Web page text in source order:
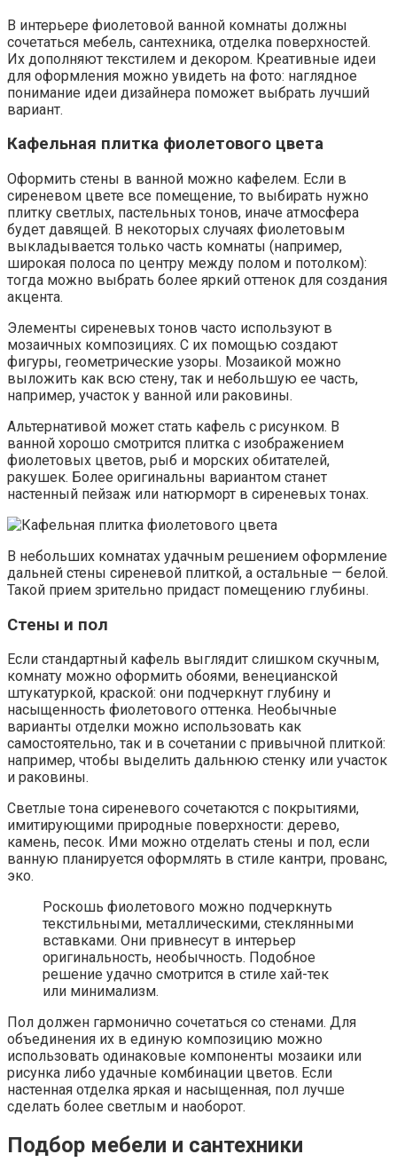
В интерьере фиолетовой ванной комнаты должны
сочетаться мебель, сантехника, отделка поверхностей.
Их дополняют текстилем и декором. Креативные идеи
для оформления можно увидеть на фото: наглядное
понимание идеи дизайнера поможет выбрать лучший
вариант.
Кафельная плитка фиолетового цвета
Оформить стены в ванной можно кафелем. Если в
сиреневом цвете все помещение, то выбирать нужно
плитку светлых, пастельных тонов, иначе атмосфера
будет давящей. В некоторых случаях фиолетовым
выкладывается только часть комнаты (например,
широкая полоса по центру между полом и потолком):
тогда можно выбрать более яркий оттенок для создания
акцента.
Элементы сиреневых тонов часто используют в
мозаичных композициях. С их помощью создают
фигуры, геометрические узоры. Мозаикой можно
выложить как всю стену, так и небольшую ее часть,
например, участок у ванной или раковины.
Альтернативой может стать кафель с рисунком. В
ванной хорошо смотрится плитка с изображением
фиолетовых цветов, рыб и морских обитателей,
ракушек. Более оригинальны вариантом станет
настенный пейзаж или натюрморт в сиреневых тонах.
В небольших комнатах удачным решением оформление
дальней стены сиреневой плиткой, а остальные — белой.
Такой прием зрительно придаст помещению глубины.
Стены и пол
Если стандартный кафель выглядит слишком скучным,
комнату можно оформить обоями, венецианской
штукатуркой, краской: они подчеркнут глубину и
насыщенность фиолетового оттенка. Необычные
варианты отделки можно использовать как
самостоятельно, так и в сочетании с привычной плиткой:
например, чтобы выделить дальнюю стенку или участок
и раковины.
Светлые тона сиреневого сочетаются с покрытиями,
имитирующими природные поверхности: дерево,
камень, песок. Ими можно отделать стены и пол, если
ванную планируется оформлять в стиле кантри, прованс,
эко.
Роскошь фиолетового можно подчеркнуть
текстильными, металлическими, стеклянными
вставками. Они привнесут в интерьер
оригинальность, необычность. Подобное
решение удачно смотрится в стиле хай-тек
или минимализм.
Пол должен гармонично сочетаться со стенами. Для
объединения их в единую композицию можно
использовать одинаковые компоненты мозаики или
рисунка либо удачные комбинации цветов. Если
настенная отделка яркая и насыщенная, пол лучше
сделать более светлым и наоборот.
Подбор мебели и сантехники